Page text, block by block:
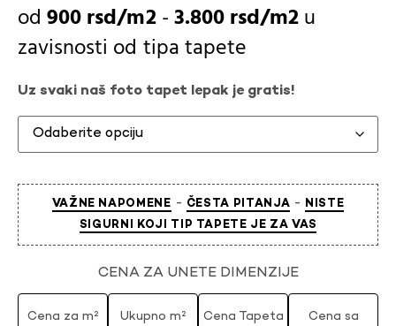
900rsd -3.800rsd
u
zavisnosti od tipa tapete
Uz svaki naš foto tapet lepak je gratis!
VAŽNE NAPOMENE - ČESTA PITANJA - NISTE
SIGURNI KOJI TIP TAPETE JE ZA VAS
CENA ZA UNETE DIMENZIJE
Cena za m² Ukupno m² Cena Tapeta
Cena sa